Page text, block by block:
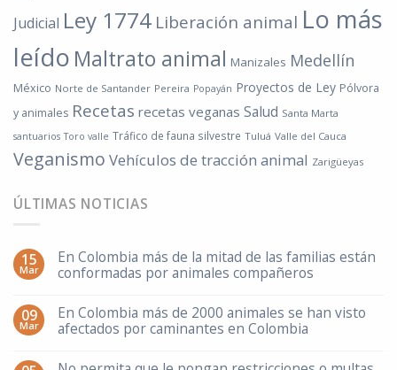
Judicial Ley 1774 Liberación animal Lo más
leído Maltrato animal Manizales Medellín
México Norte de Santander Pereira Popayán Proyectos de Ley Pólvora
y animales Recetas recetas veganas Salud Santa Marta
santuarios Toro valle Tráfico de fauna silvestre Tuluá Valle del Cauca
Veganismo Vehículos de tracción animal Zarigüeyas
ÚLTIMAS NOTICIAS
15
Mar
En Colombia más de la mitad de las familias están
conformadas por animales compañeros
09
Mar
En Colombia más de 2000 animales se han visto
afectados por caminantes en Colombia